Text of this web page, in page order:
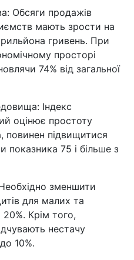
Обсяги продажів
мають зрости на
гривень. При
просторі
74% від загальної
Індекс
оцінює простоту
повинен підвищитися
показника 75 і більше з
зменшити
для малих та
Крім того,
нестачу
10%.